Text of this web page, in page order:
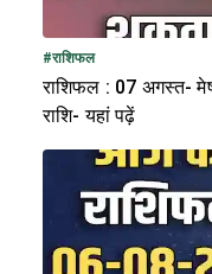
#राशिफल
राशिफल : 07 अगस्त-
राशि- यहां पढ़ें